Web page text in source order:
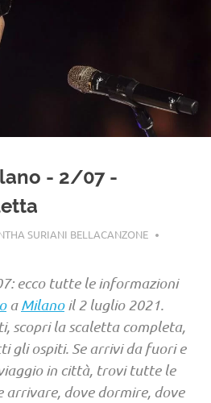
- 2/07 -
SURIANI BELLACANZONE
ecco tutte le informazioni
aMilanoil 2 luglio 2021.
scopri la scaletta completa,
gli ospiti. Se arrivi da fuori e
in città, trovi tutte le
arrivare, dove dormire, dove